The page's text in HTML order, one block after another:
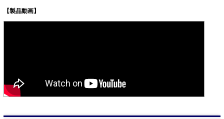
【製品動画】